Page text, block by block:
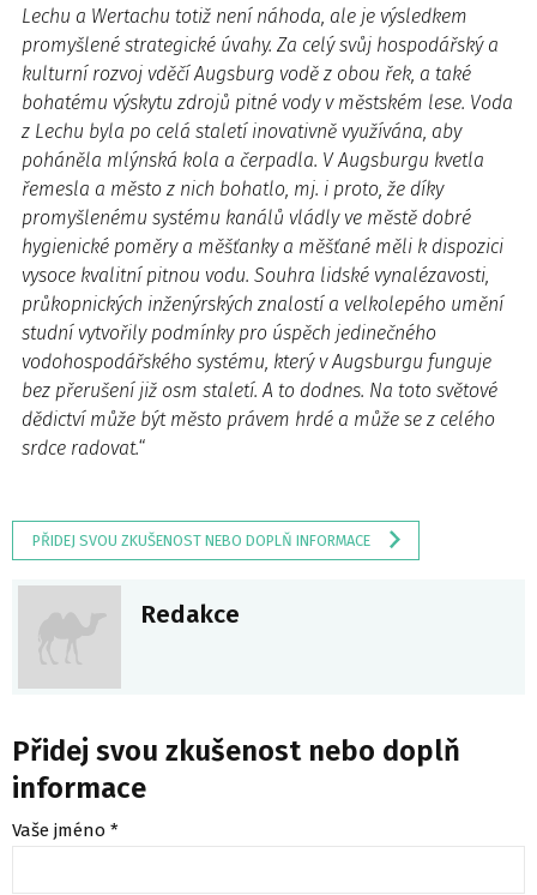
Lechu a Wertachu totiž není náhoda, ale je výsledkem
promyšlené strategické úvahy. Za celý svůj hospodářský a
kulturní rozvoj vděčí Augsburg vodě z obou řek, a také
bohatému výskytu zdrojů pitné vody v městském lese. Voda
z Lechu byla po celá staletí inovativně využívána, aby
poháněla mlýnská kola a čerpadla. V Augsburgu kvetla
řemesla a město z nich bohatlo, mj. i proto, že díky
promyšlenému systému kanálů vládly ve městě dobré
hygienické poměry a měšťanky a měšťané měli k dispozici
vysoce kvalitní pitnou vodu. Souhra lidské vynalézavosti,
průkopnických inženýrských znalostí a velkolepého umění
studní vytvořily podmínky pro úspěch jedinečného
vodohospodářského systému, který v Augsburgu funguje
bez přerušení již osm staletí. A to dodnes. Na toto světové
dědictví může být město právem hrdé a může se z celého
srdce radovat.“
PŘIDEJ SVOU ZKUŠENOST NEBO DOPLŇ INFORMACE
Redakce
Přidej svou zkušenost nebo doplň
informace
Vaše jméno *